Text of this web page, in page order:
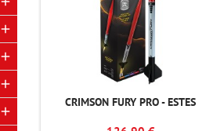
CRIMSON FURY PRO - ESTES